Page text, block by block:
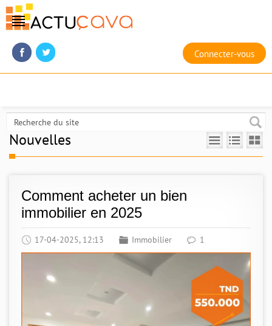
Connecter-vous
Nouvelles
Comment acheter un bien
immobilier en 2025
17-04-2025, 12:13 Immobilier 1